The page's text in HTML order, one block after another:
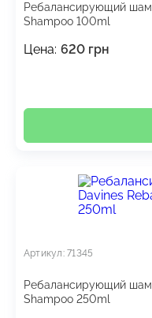
Ребалансирующий
Shampoo 100ml
Цена: 620 грн
Артикул: 71345
Ребалансирующий
Shampoo 250ml